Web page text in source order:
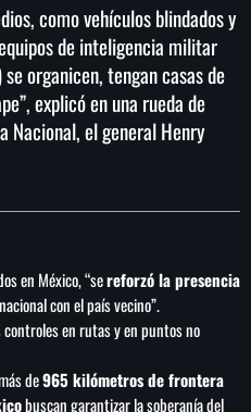
SEARCH
por robo a casa de
general de EE.UU.
con en el Real Madrid
como vehículos blindados y
de inteligencia militar
organicen, tengan casas de
explicó en una rueda de
Nacional, el general Henry
en México, “sereforzó la presencia
con el país vecino”.
controles en rutas y en puntos no
de965 kilómetros de frontera
buscan garantizar la soberanía del